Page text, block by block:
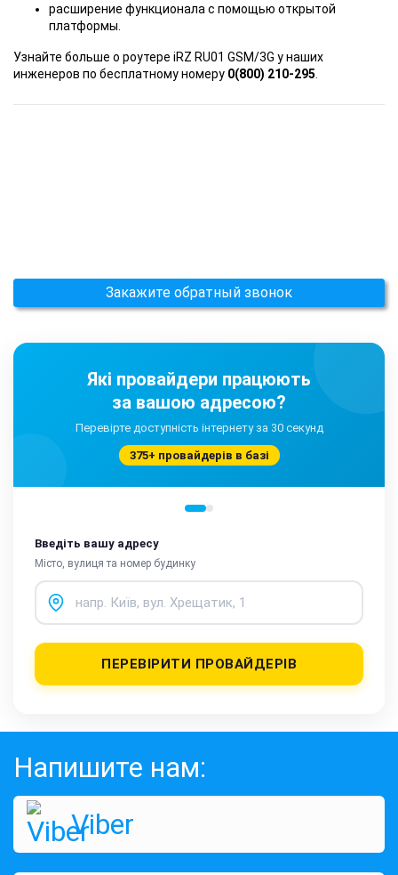
расширение функционала с помощью открытой
платформы.
Узнайте больше о роутере iRZ RU01 GSM/3G у наших
инженеров по бесплатному номеру 0(800) 210-295
Закажите обратный звонок
Які провайдери працюють
за вашою адресою?
Перевірте доступність інтернету за 30 секунд
375+ провайдерів в базі
Введіть вашу адресу
Місто, вулиця та номер будинку
ПЕРЕВІРИТИ ПРОВАЙДЕРІВ
Напишите нам:
Viber